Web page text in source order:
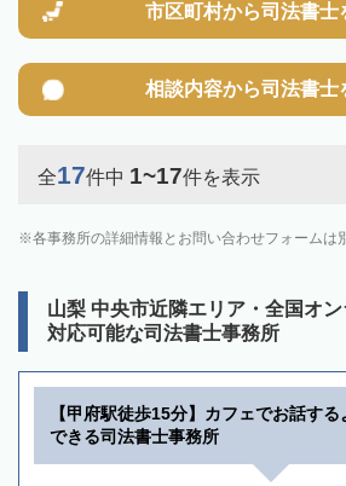
市区町村から司法書士
相談内容から司法書士
全17件中 1~17件を表示
各事務所の詳細情報とお問い合わせフォームは
山梨 中央市近隣エリア・全国オ
対応可能な司法書士事務所
【甲府駅徒歩15分】カフェでお話す
できる司法書士事務所